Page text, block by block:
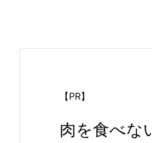
【PR】
肉を食べな